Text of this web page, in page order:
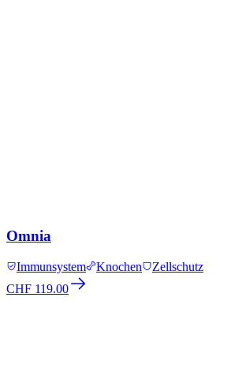
Omnia
Immunsystem Knochen
Zellschutz
CHF 119.00